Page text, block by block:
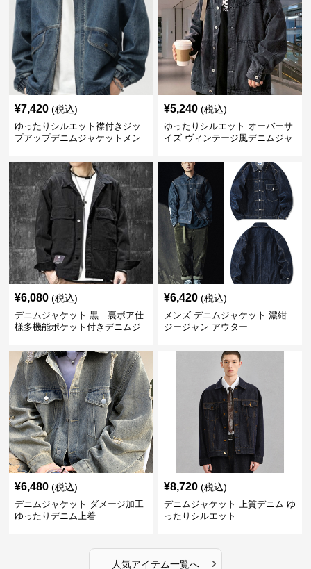
¥7,420 (税込)
ゆったりシルエット襟付きジッ
プアップデニムジャケットメン
¥5,240 (税込)
ゆったりシルエット オーバーサ
イズ ヴィンテージ風デニムジャ
¥6,080 (税込)
デニムジャケット 黒 裏ボア仕
様多機能ポケット付きデニムジ
¥6,420 (税込)
メンズ デニムジャケット 濃紺
ジージャン アウター
¥6,480 (税込)
デニムジャケット ダメージ加工
ゆったりデニム上着
¥8,720 (税込)
デニムジャケット 上質デニム ゆ
ったりシルエット
人気アイテム一覧へ ›